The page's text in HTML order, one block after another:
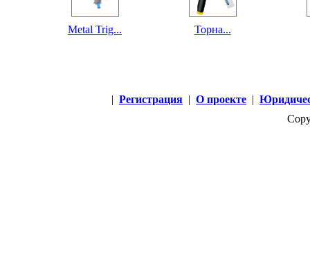
Metal Trig... Торна...
| Регистрация | О проекте |